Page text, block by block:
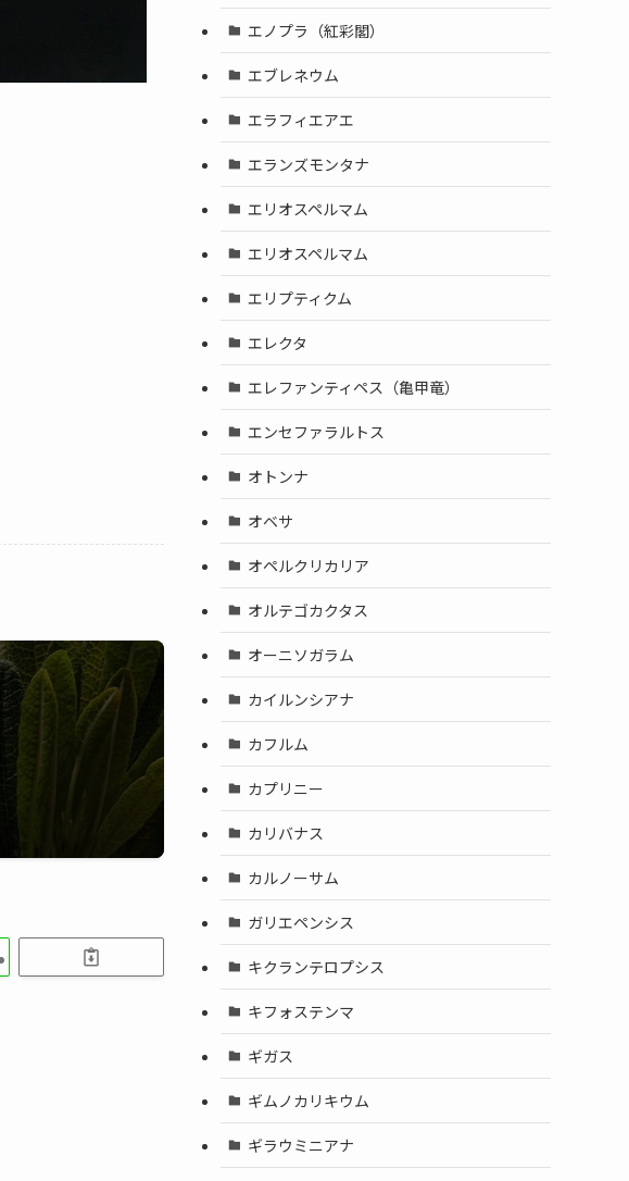
エノプラ（紅彩閣）
エブレネウム
エラフィエアエ
エランズモンタナ
エリオスペルマム
エリオスペルマム
エリプティクム
エレクタ
エレファンティペス（亀甲竜）
エンセファラルトス
オトンナ
オベサ
オペルクリカリア
オルテゴカクタス
オーニソガラム
カイルンシアナ
カフルム
カプリニー
カリバナス
カルノーサム
ガリエペンシス
キクランテロプシス
キフォステンマ
ギガス
ギムノカリキウム
ギラウミニアナ